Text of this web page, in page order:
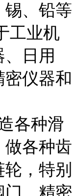
锡、铅等
工业机
日用
仪器和
各种滑
做各种齿
，特别
门、精密